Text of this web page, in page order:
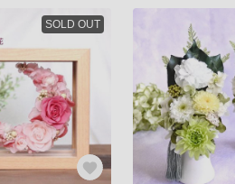
SOLD OUT